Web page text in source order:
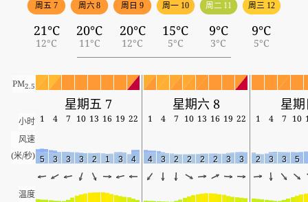
周五 7
21°C
12°C
周六 8
20°C
11°C
周日 9
20°C
12°C
周一 10
15°C
5°C
周二 11
9°C
3°C
周三 12
9°C
5°C
PM2.5
星期五 7 星期六 8 星
小时 1 4 7 10 13 16 19 22 1 4 7 10 13 16 19 22 1 4 7 10
风速
(米/秒) 5 3 3 3 2 1 3 4 4 3 2 2 2 2 3 3 2 3 3 5
温度